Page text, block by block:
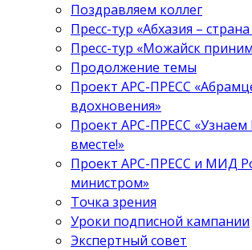
Поздравляем коллег
Пресс-тур «Абхазия –
Пресс-тур «Можайск
Продолжение темы
Проект АРС-ПРЕСС
вдохновения»
Проект АРС-ПРЕСС «Узнаем
вместе!»
Проект АРС-ПРЕСС и МИД
министром»
Точка зрения
Уроки подписной кампании
Экспертный совет